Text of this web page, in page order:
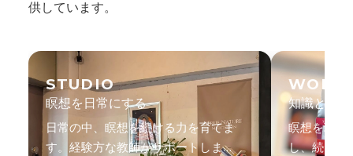
供しています。
STUDIO
瞑想を日常にする
日常の中、瞑想を続ける力を育てま
す。経験方な教師がサポートしま
知識と体
瞑想を理論
し、続ける